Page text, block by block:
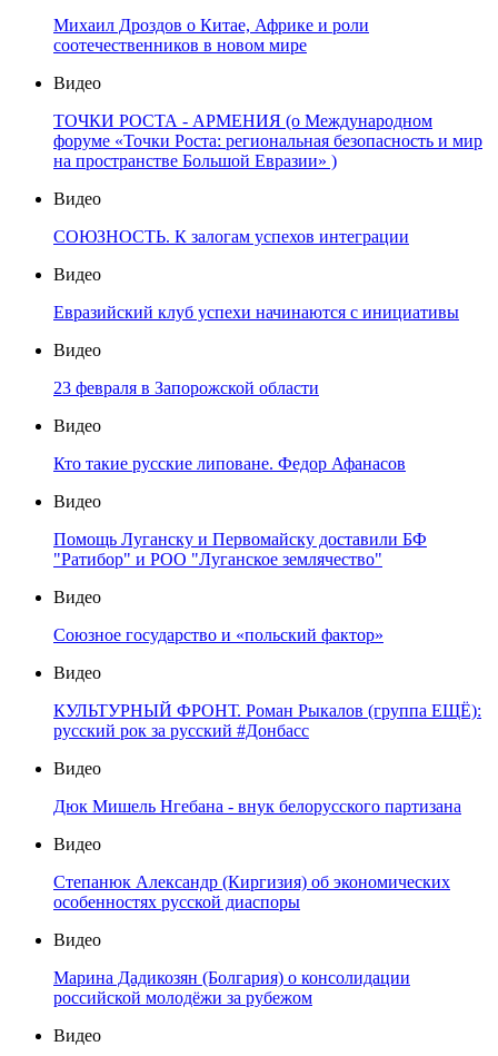
Михаил Дроздов о Китае, Африке и роли
соотечественников в новом мире
Видео
ТОЧКИ РОСТА - АРМЕНИЯ (о Международном
форуме «Точки Роста: региональная безопасность и мир
на пространстве Большой Евразии» )
Видео
СОЮЗНОСТЬ. К залогам успехов интеграции
Видео
Евразийский клуб успехи начинаются с инициативы
Видео
23 февраля в Запорожской области
Видео
Кто такие русские липоване. Федор Афанасов
Видео
Помощь Луганску и Первомайску доставили БФ
"Ратибор" и РОО "Луганское землячество"
Видео
Союзное государство и «польский фактор»
Видео
КУЛЬТУРНЫЙ ФРОНТ. Роман Рыкалов (группа ЕЩЁ):
русский рок за русский #Донбасс
Видео
Дюк Мишель Нгебана - внук белорусского партизана
Видео
Степанюк Александр (Киргизия) об экономических
особенностях русской диаспоры
Видео
Марина Дадикозян (Болгария) о консолидации
российской молодёжи за рубежом
Видео